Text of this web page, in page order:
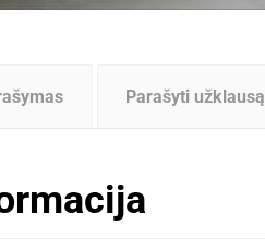
Parašyti užklausą